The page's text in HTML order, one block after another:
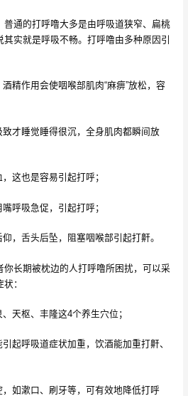
普通的打呼噜大多是由呼吸道狭窄、扁桃
实就是呼吸不畅。打呼噜由多种原因引
精作用会使咽喉部肌肉“麻痹”放松，容
才睡觉睡得很沉，全身肌肉都瞬间放
这也是容易引起打呼；
呼吸急促，引起打呼；
，舌头后坠，阻塞咽喉部引起打鼾。
长期被枕边的人打呼噜所困扰，可以采
：
天枢、丰隆这4个养生穴位；
起呼吸道症状加重，饮酒能加重打鼾、
如漱口、刷牙等，可有效地降低打呼